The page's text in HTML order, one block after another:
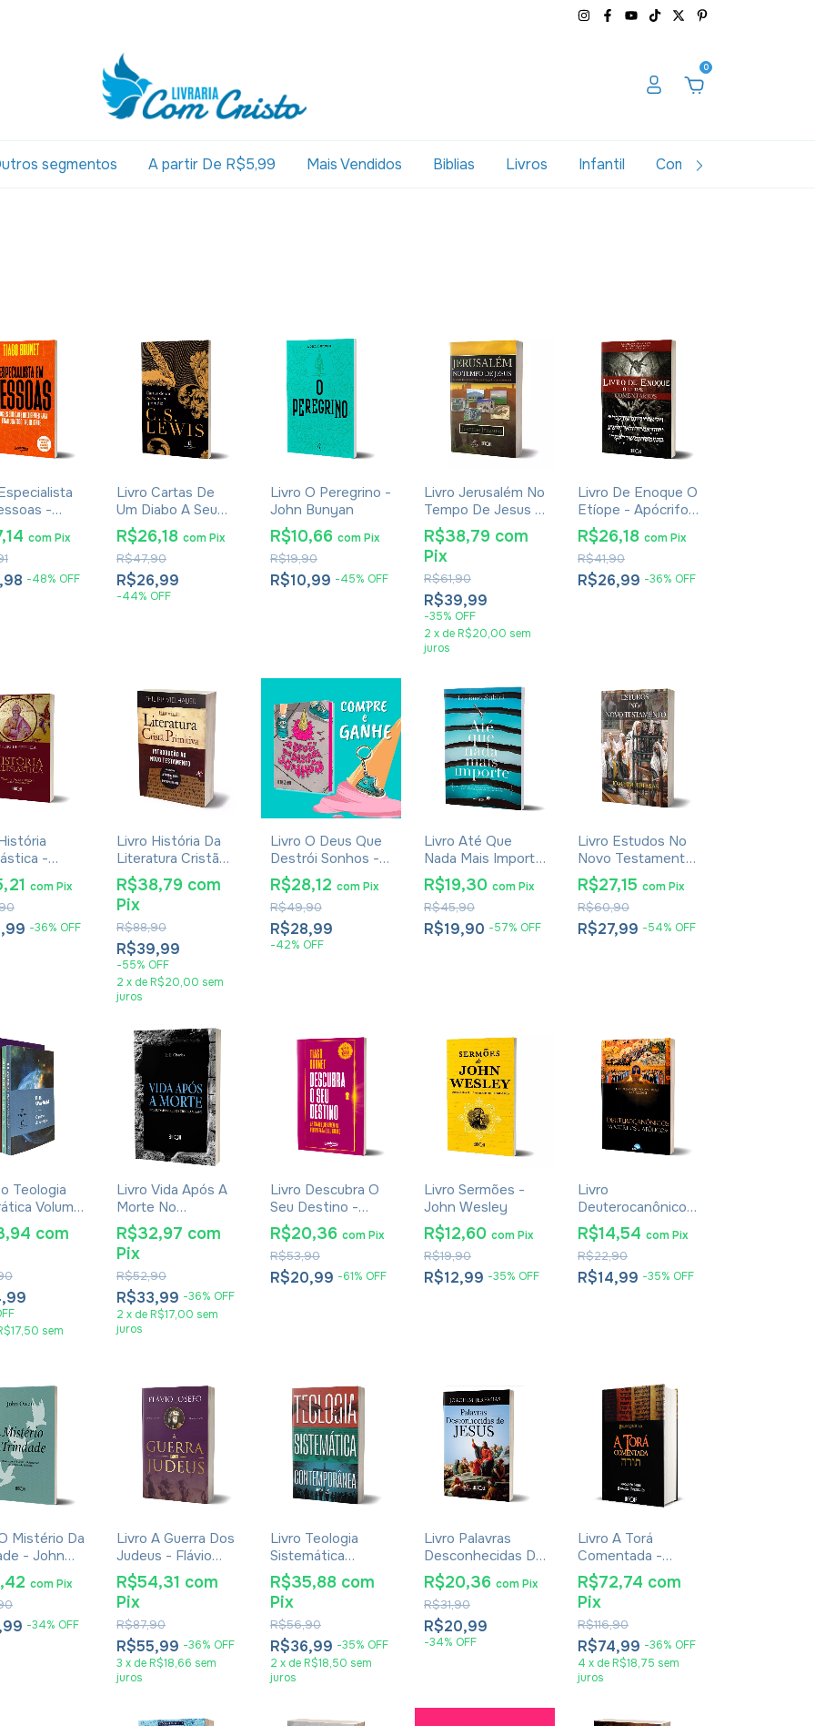
0
segmentos A partir De R$5,99 Mais Vendidos Biblias Livros Infantil Combos
-
-
Econômica
-48% OFF
comPix
Livro Cartas De
Um Diabo A Seu
Aprendiz - C. S.
Lewis - Brochura
R$26,99
-44% OFF
R$47,90
R$26,18 comPix
Livro O Peregrino -
John Bunyan
R$10,99 -45% OFF
R$19,90
R$10,66 comPix
Livro Jerusalém No
Tempo De Jesus -
Joachim Jeremias
- Impressão 2024
R$39,99
-35% OFF
R$61,90
R$38,79 com
Pix
2 x de R$20,00 sem
juros
Livro De Enoque O
Etíope - Apócrifo -
Luiz Alexandre
Solano Rossi
R$26,99 -36% OFF
R$41,90
R$26,18 comPix
-
De
-36% OFF
comPix
Livro História Da
Literatura Cristã
Primitiva -
Introdução Ao
Novo Testamento
Philipp Vielhauer
R$39,99
-55% OFF
R$88,90
R$38,79 com
Pix
2 x de R$20,00 sem
juros
Livro O Deus Que
Destrói Sonhos -
Rodrigo Bibo
R$28,99
-42% OFF
R$49,90
R$28,12 comPix
Livro Até Que
Nada Mais Importe
- Luciano Subirá
R$19,90 -57% OFF
R$45,90
R$19,30 comPix
Livro Estudos No
Novo Testamento
- Joachim
Jeremias
R$27,99 -54% OFF
R$60,90
R$27,15 comPix
Teologia
Volume
4 Livros
com
sem
Livro Vida Após A
Morte No
Judaísmo E No
Cristianismo
R$33,99 -36% OFF
R$52,90
R$32,97 com
Pix
2 x de R$17,00 sem
juros
Livro Descubra O
Seu Destino -
Tiago Brunet -
Versão Econômica
R$20,99 -61% OFF
R$53,90
R$20,36 comPix
Livro Sermões -
John Wesley
R$12,99 -35% OFF
R$19,90
R$12,60 comPix
Livro
Deuterocanônicos
Ou Apócrifos
Católicos - Luiz
Alexandre Solano
Rossi E Ildo
R$14,99 -35% OFF
R$22,90
R$14,54 comPix
Mistério Da
- John
-34% OFF
comPix
Livro A Guerra Dos
Judeus - Flávio
Josefo - Edição
Completa Em
Volume Único -
Livros I, II, III, IV, V,
VI e VII
R$55,99 -36% OFF
R$87,90
R$54,31 com
Pix
3 x de R$18,66 sem
juros
Livro Teologia
Sistemática
Contemporânea -
Júlio Andrade
Ferreira
R$36,99 -35% OFF
R$56,90
R$35,88 com
Pix
2 x de R$18,50 sem
juros
Livro Palavras
Desconhecidas De
Jesus - Joachim
Jeremias
R$20,99
-34% OFF
R$31,90
R$20,36 comPix
Livro A Torá
Comentada -
Edição Capa Dura
Bilingue Hebraico-
Português - Brian
Kibuuka
R$74,99 -36% OFF
R$116,90
R$72,74 com
Pix
4 x de R$18,75 sem
juros